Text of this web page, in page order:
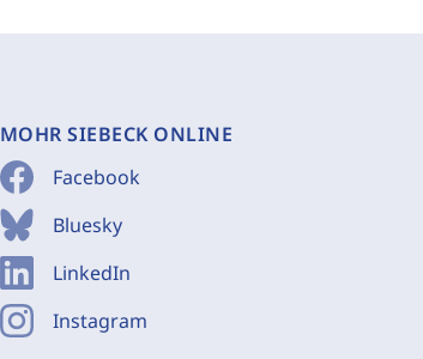
MOHR SIEBECK ONLINE
Facebook
Bluesky
LinkedIn
Instagram